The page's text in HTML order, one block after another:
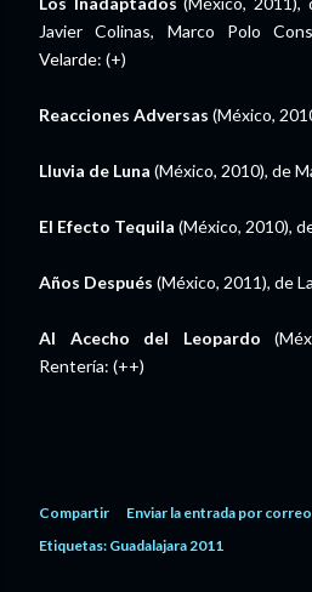
Javier Colinas, Marco Polo
Velarde: (+)
Reacciones Adversas (México,
Lluvia de Luna (México, 2010), de
El Efecto Tequila (México, 2010),
Años Después (México, 2011), de
Al Acecho del Leopardo
Rentería: (++)
Compartir
Enviar la entrada por
Etiquetas: Guadalajara 2011